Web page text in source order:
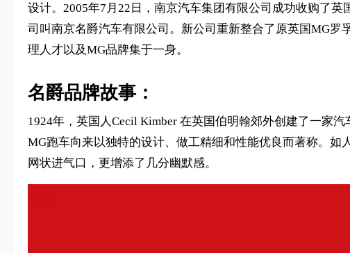
设计。2005年7月22日，南京汽车集团有限公司成功收购了
司叫南京名爵汽车有限公司。新公司重新整合了原英国MG
理人才以及MG品牌集于一身。
名爵品牌故事：
1924年，英国人Cecil Kimber 在英国伯明翰郊外创建了一家
MG跑车向来以独特的设计、做工精细和性能优良而著称。
网状进气口，更增添了几分幽默感。